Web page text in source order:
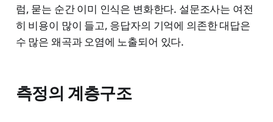
럼, 묻는 순간 이미 인식은 변화한다. 설문조사는 여전
히 비용이 많이 들고, 응답자의 기억에 의존한 대답은
수 많은 왜곡과 오염에 노출되어 있다.
측정의 계층구조